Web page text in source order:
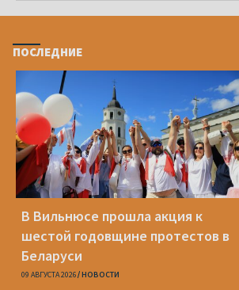
ПОСЛЕДНИЕ
В Вильнюсе прошла акция к
шестой годовщине протестов в
Беларуси
09 АВГУСТА 2026 НОВОСТИ